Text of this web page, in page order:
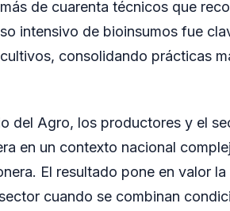
de cuarenta técnicos que
intensivo de bioinsumos fue
consolidando prácticas
del Agro, los productores y el
en un contexto nacional
El resultado pone en valor
cuando se combinan